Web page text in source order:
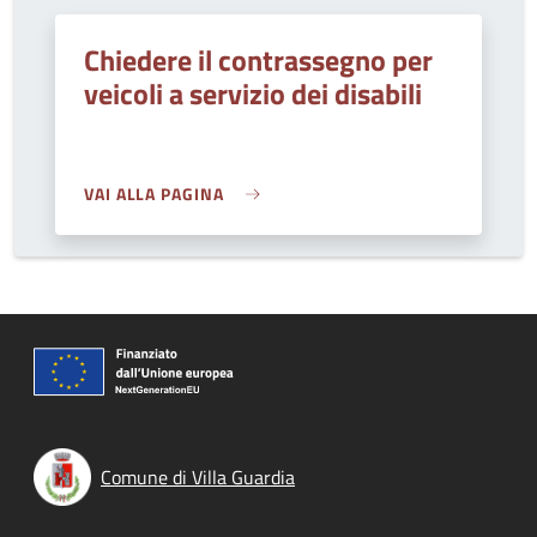
Chiedere il contrassegno per
veicoli a servizio dei disabili
VAI ALLA PAGINA
Comune di Villa Guardia